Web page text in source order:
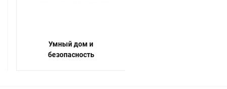
Умный дом и
безопасность